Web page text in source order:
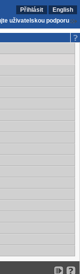
Přihlásit
English
uživatelskou podporu